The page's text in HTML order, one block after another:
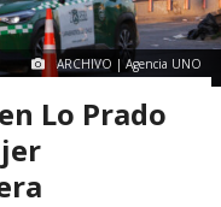
ARCHIVO | Agencia UNO
Lo Prado